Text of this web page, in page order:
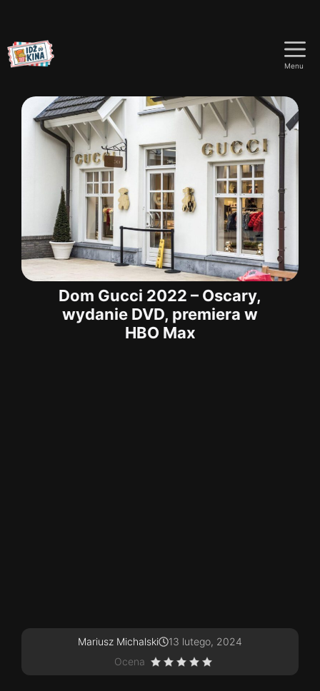
do
treści
Menu
Dom Gucci 2022 – Oscary,
wydanie DVD, premiera w
HBO Max
Mariusz Michalski
13 lutego, 2024
Ocena